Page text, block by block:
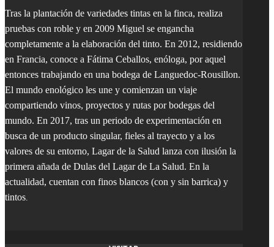
Tras la plantación de variedades tintas en la finca, realiza
pruebas con roble y en 2009 Miguel se engancha
completamente a la elaboración del tinto. En 2012, residiendo
en Francia, conoce a Fátima Ceballos, enóloga, por aquel
entonces trabajando en una bodega de Languedoc-Rousillon.
El mundo enológico les une y comienzan un viaje
compartiendo vinos, proyectos y rutas por bodegas del
mundo. En 2017, tras un periodo de experimentación en
busca de un producto singular, fieles al trayecto y a los
valores de su entorno, Lagar de la Salud lanza con ilusión la
primera añada de Dulas del Lagar de La Salud. En la
actualidad, cuentan con finos blancos (con y sin barrica) y
tintos